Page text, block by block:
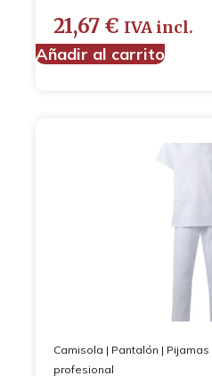
21,67 € IVA incl.
Añadir al carrito
Camisola | Pantalón | Pijamas
profesional